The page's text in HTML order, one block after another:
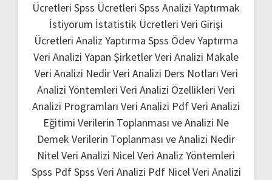
Ücretleri Spss Ücretleri Spss Analizi Yaptırmak
İstiyorum İstatistik Ücretleri Veri Girişi
Ücretleri Analiz Yaptırma Spss Ödev Yaptırma
Veri Analizi Yapan ŞirketlerVeri Analizi Makale
Veri Analizi NedirVeri Analizi Ders Notları Veri
Analizi Yöntemleri Veri Analizi Özellikleri Veri
Analizi Programları Veri Analizi PdfVeri Analizi
Eğitimi Verilerin Toplanması ve Analizi Ne
Demek Verilerin Toplanması ve Analizi Nedir
Nitel Veri Analizi Nicel Veri Analiz Yöntemleri
Spss PdfSpss Veri Analizi Pdf Nicel Veri Analizi